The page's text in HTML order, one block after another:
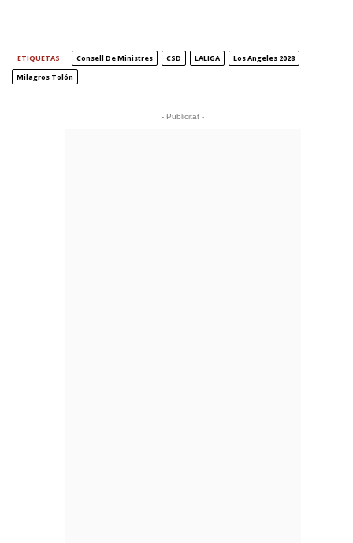
ETIQUETAS Consell De Ministres CSD LALIGA
Los Angeles 2028
Milagros Tolón
- Publicitat -